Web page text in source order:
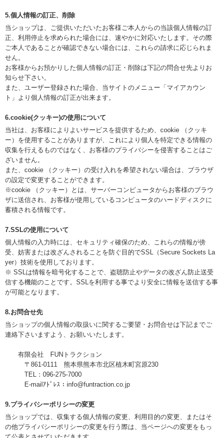
5.個人情報の訂正、削除
当ショップは、ご提供いただいたお客様ご本人からの当該個人情報の訂
正、利用停止を求められた場合には、速やかに対応いたします。その際
ご本人であることが確認できない場合には、これらの請求に応じられま
せん。
お客様からお預かりした個人情報の訂正・削除は下記の問合せ先よりお
知らせ下さい。
また、ユーザー登録された場合、当サイトのメニュー「マイアカウン
ト」より個人情報の訂正が出来ます。
6.cookie(クッキー)の使用について
当社は、お客様によりよいサービスを提供するため、cookie （クッキ
ー）を使用することがありますが、これにより個人を特定できる情報の
収集を行えるものではなく、お客様のプライバシーを侵害することはご
ざいません。
また、cookie （クッキー）の受け入れを希望されない場合は、ブラウザ
の設定で変更することができます。
※cookie （クッキー）とは、サーバーコンピュータからお客様のブラウ
ザに送信され、お客様が使用しているコンピュータのハードディスクに
蓄積される情報です。
7.SSLの使用について
個人情報の入力時には、セキュリティ確保のため、これらの情報が傍
受、妨害または改ざんされることを防ぐ目的でSSL（Secure Sockets La
yer）技術を使用しております。
※ SSLは情報を暗号化することで、盗聴防止やデータの改ざん防止送受
信する機能のことです。SSLを利用する事でより安全に情報を送信する事
が可能となります。
8.お問合せ先
当ショップの個人情報の取扱いに関するご要望・お問合せは下記までご
連絡下さいますよう、お願いいたします。
有限会社 FUNトラクション
〒861-0111 熊本県熊本市北区植木町宮原230
TEL：096-275-7000
E-mailｱﾄﾞﾚｽ：info@funtraction.co.jp
9.プライバシーポリシーの変更
当ショップでは、収集する個人情報の変更、利用目的の変更、またはそ
の他プライバシーポリシーの変更を行う際は、当ページへの変更をもっ